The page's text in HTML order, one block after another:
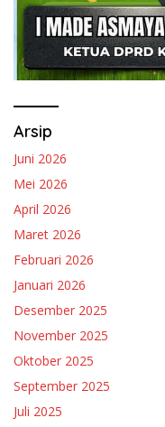
Arsip
Juni 2026
Mei 2026
April 2026
Maret 2026
Februari 2026
Januari 2026
Desember 2025
November 2025
Oktober 2025
September 2025
Juli 2025